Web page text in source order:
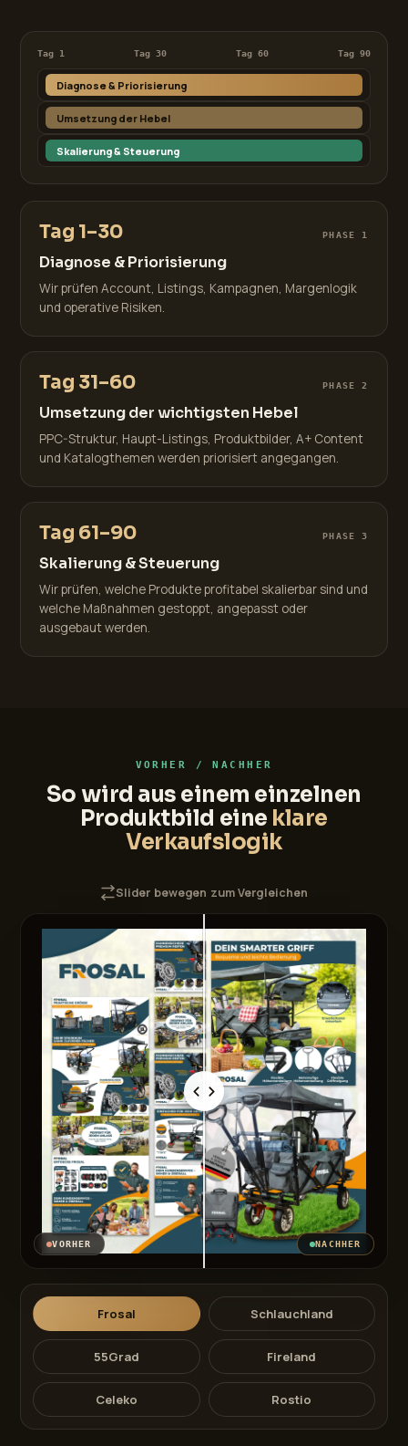
Tag 1 Tag 30 Tag 60 Tag 90
Diagnose & Priorisierung
Umsetzung der Hebel
Skalierung & Steuerung
Tag 1–30 PHASE 1
Diagnose & Priorisierung
Wir prüfen Account, Listings, Kampagnen, Margenlogik
und operative Risiken.
Tag 31–60 PHASE 2
Umsetzung der wichtigsten Hebel
PPC-Struktur, Haupt-Listings, Produktbilder, A+ Content
und Katalogthemen werden priorisiert angegangen.
Tag 61–90 PHASE 3
Skalierung & Steuerung
Wir prüfen, welche Produkte profitabel skalierbar sind und
welche Maßnahmen gestoppt, angepasst oder
ausgebaut werden.
VORHER / NACHHER
So wird aus einem einzelnen
Produktbild eine klare
Verkaufslogik
Slider bewegen zum Vergleichen
VORHER NACHHER
Frosal Schlauchland
55Grad Fireland
Celeko Rostio